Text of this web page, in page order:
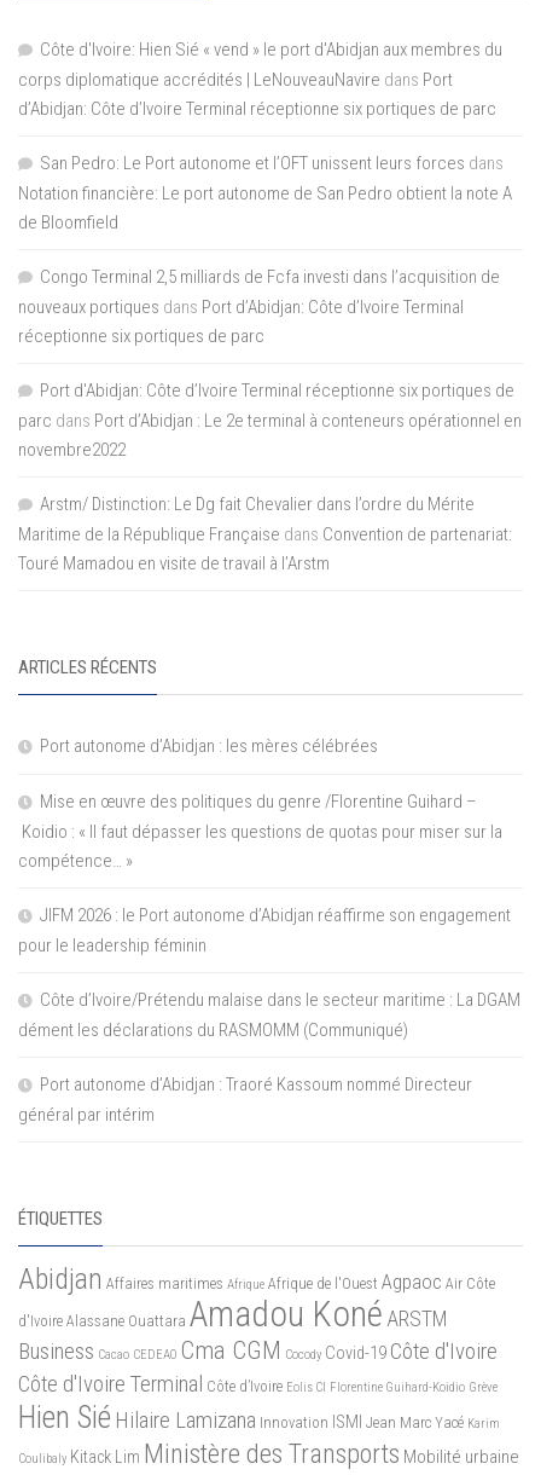
Côte d'Ivoire: Hien Sié « vend » le port d'Abidjan aux membres du
corps diplomatique accrédités | LeNouveauNavire dans Port
d’Abidjan: Côte d’Ivoire Terminal réceptionne six portiques de parc
San Pedro: Le Port autonome et l’OFT unissent leurs forces dans
Notation financière: Le port autonome de San Pedro obtient la note A
de Bloomfield
Congo Terminal 2,5 milliards de Fcfa investi dans l’acquisition de
nouveaux portiques dans Port d’Abidjan: Côte d’Ivoire Terminal
réceptionne six portiques de parc
Port d'Abidjan: Côte d’Ivoire Terminal réceptionne six portiques de
parc dans Port d’Abidjan : Le 2e terminal à conteneurs opérationnel en
novembre2022
Arstm/ Distinction: Le Dg fait Chevalier dans l’ordre du Mérite
Maritime de la République Française dans Convention de partenariat:
Touré Mamadou en visite de travail à l’Arstm
ARTICLES RÉCENTS
Port autonome d’Abidjan : les mères célébrées
Mise en œuvre des politiques du genre /Florentine Guihard –
Koidio : « Il faut dépasser les questions de quotas pour miser sur la
compétence… »
JIFM 2026 : le Port autonome d’Abidjan réaffirme son engagement
pour le leadership féminin
Côte d’Ivoire/Prétendu malaise dans le secteur maritime : La DGAM
dément les déclarations du RASMOMM (Communiqué)
Port autonome d’Abidjan : Traoré Kassoum nommé Directeur
général par intérim
ÉTIQUETTES
Abidjan Affaires maritimes Afrique Afrique de l'Ouest Agpaoc Air Côte
d'Ivoire Alassane Ouattara Amadou Koné ARSTM
Business Cacao CEDEAO Cma CGM Cocody Covid-19 Côte d'Ivoire
Côte d'Ivoire Terminal Côte d’Ivoire Eolis CI Florentine Guihard-Koidio Grève
Hien Sié Hilaire Lamizana Innovation ISMI Jean Marc Yacé Karim
Coulibaly Kitack Lim Ministère des Transports Mobilité urbaine